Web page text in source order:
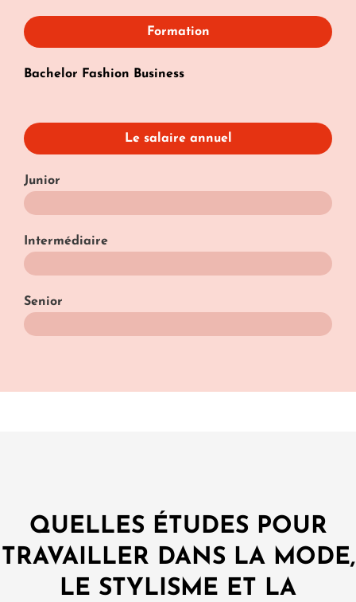
Formation
Bachelor Fashion Business
Le salaire annuel
Junior
Intermédiaire
Senior
QUELLES ÉTUDES POUR
TRAVAILLER DANS LA MODE,
LE STYLISME ET LA